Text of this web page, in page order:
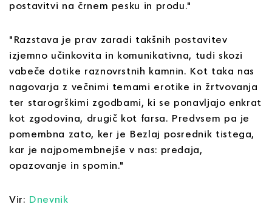
postavitvi na črnem pesku in produ."
"Razstava je prav zaradi takšnih postavitev
izjemno učinkovita in komunikativna, tudi skozi
vabeče dotike raznovrstnih kamnin. Kot taka nas
nagovarja z večnimi temami erotike in žrtvovanja
ter starogrškimi zgodbami, ki se ponavljajo enkrat
kot zgodovina, drugič kot farsa. Predvsem pa je
pomembna zato, ker je Bezlaj posrednik tistega,
kar je najpomembnejše v nas: predaja,
opazovanje in spomin."
Vir: Dnevnik